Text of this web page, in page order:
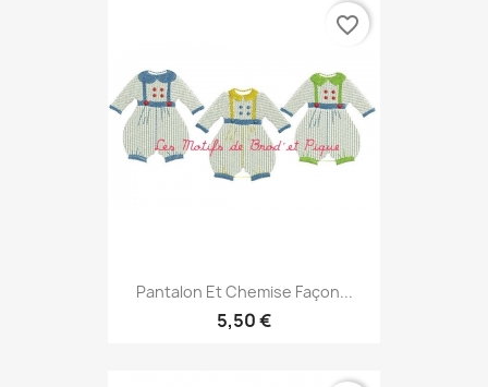
Pantalon Et Chemise Façon...
5,50 €
favorite_border